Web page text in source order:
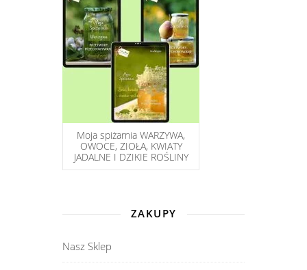
Moja spiżarnia WARZYWA,
OWOCE, ZIOŁA, KWIATY
JADALNE I DZIKIE ROŚLINY
ZAKUPY
Nasz Sklep